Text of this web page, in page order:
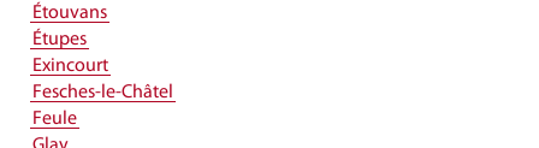
Étouvans
Étupes
Exincourt
Fesches-le-Châtel
Feule